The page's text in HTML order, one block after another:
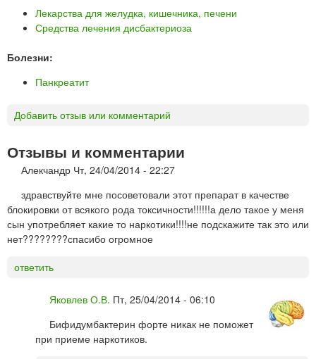
Лекарства для желудка, кишечника, печени
Средства лечения дисбактериоза
Болезни:
Панкреатит
Добавить отзыв или комментарий
Отзывы и комментарии
Алекчандр Чт, 24/04/2014 - 22:27
здравствуйте мне посоветовали этот препарат в качестве
блокировки от всякого рода токсичности!!!!!!а дело такое у меня
сын употребляет какие то наркотики!!!!не подскажите так это или
нет????????спасибо огромное
ответить
Яковлев О.В. Пт, 25/04/2014 - 06:10
Бифидумбактерин форте никак не поможет
при приеме наркотиков.